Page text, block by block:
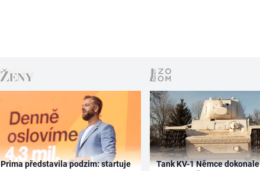
Prima představila podzim: startuje Tank KV-1 Němce dokonale